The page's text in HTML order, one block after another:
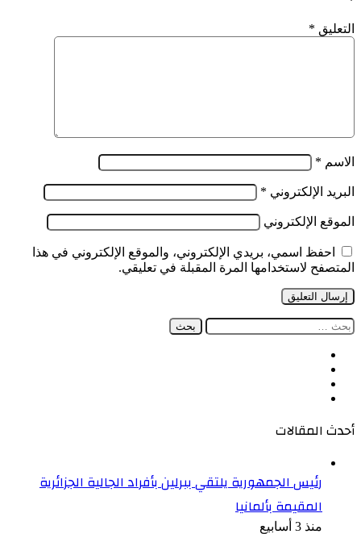
الأمة
التعليق *
الاسم *
البريد الإلكتروني *
الموقع الإلكتروني
احفظ اسمي، بريدي الإلكتروني، والموقع الإلكتروني في هذا
المتصفح لاستخدامها المرة المقبلة في تعليقي.
البحث
أحدث المقالات
رئيس الجمهورية يلتقي ببرلين بأفراد الجالية الجزائرية
المقيمة بألمانيا
منذ 3 أسابيع